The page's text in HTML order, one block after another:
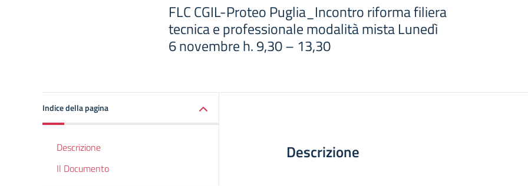
FLC CGIL-Proteo Puglia_Incontro riforma filiera
tecnica e professionale modalità mista Lunedì
6 novembre h. 9,30 – 13,30
Indice della pagina
Descrizione
Il Documento
Descrizione